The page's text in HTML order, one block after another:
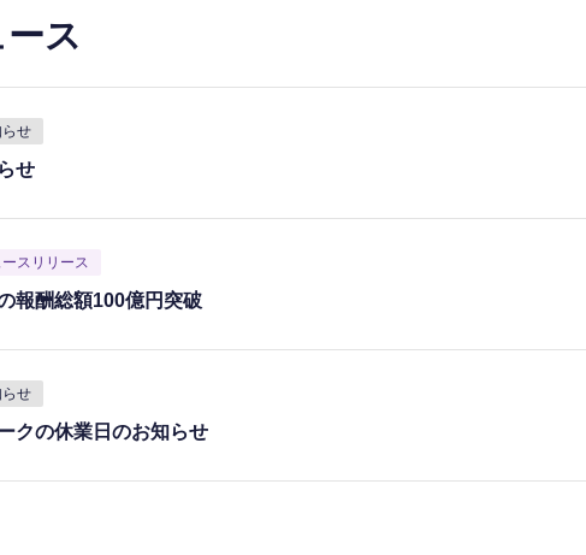
ス
らせ
せ
ースリリース
報酬総額100億円突破
らせ
クの休業日のお知らせ